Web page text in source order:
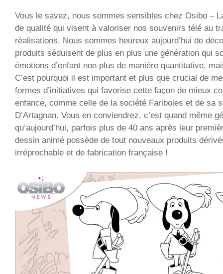
Vous le savez, nous sommes sensibles chez Osibo –
de qualité qui visent à valoriser nos souvenirs télé au
réalisations. Nous sommes heureux aujourd’hui de
produits séduisent de plus en plus une génération qui
émotions d’enfant non plus de manière quantitative,
C’est pourquoi il est important et plus que crucial de
formes d’initiatives qui favorise cette façon de mieux
enfance, comme celle de la société Fariboles et de sa
D’Artagnan. Vous en conviendrez, c’est quand même
qu’aujourd’hui, parfois plus de 40 ans après leur
dessin animé possède de tout nouveaux produits
irréprochable et de fabrication française !